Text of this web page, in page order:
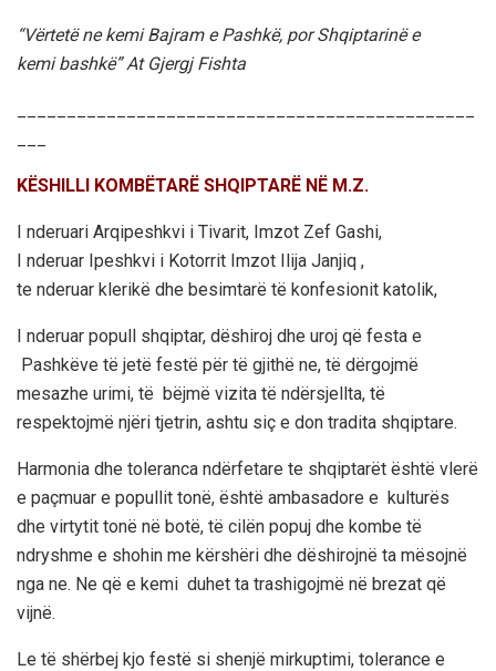
“Vërtetë ne kemi Bajram e Pashkë, por Shqiptarinë e
kemi bashkë” At Gjergj Fishta
KËSHILLI KOMBËTARË SHQIPTARË NË M.Z.
I nderuari Arqipeshkvi i Tivarit, Imzot Zef Gashi,
I nderuar Ipeshkvi i Kotorrit Imzot Ilija Janjiq ,
te nderuar klerikë dhe besimtarë të konfesionit katolik,
I nderuar popull shqiptar, dëshiroj dhe uroj që festa e
Pashkëve të jetë festë për të gjithë ne, të dërgojmë
mesazhe urimi, të bëjmë vizita të ndërsjellta, të
respektojmë njëri tjetrin, ashtu siç e don tradita shqiptare.
Harmonia dhe toleranca ndërfetare te shqiptarët është vlerë
e paçmuar e popullit tonë, është ambasadore e kulturës
dhe virtytit tonë në botë, të cilën popuj dhe kombe të
ndryshme e shohin me kërshëri dhe dëshirojnë ta mësojnë
nga ne. Ne që e kemi duhet ta trashigojmë në brezat që
vijnë.
Le të shërbej kjo festë si shenjë mirkuptimi, tolerance e